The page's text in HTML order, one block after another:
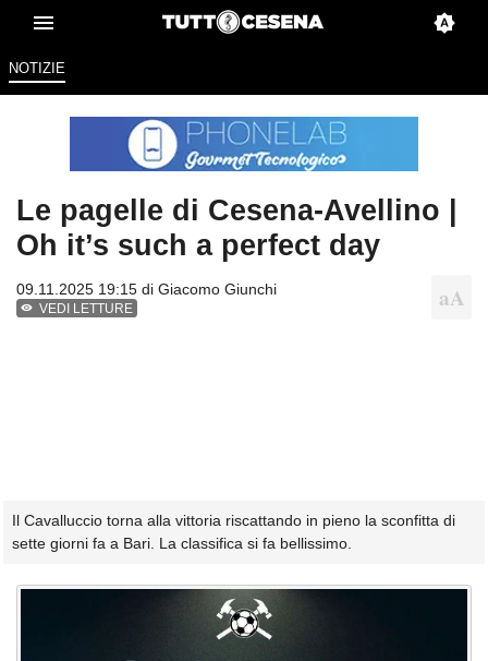
NOTIZIE
Le pagelle di Cesena-Avellino |
Oh it’s such a perfect day
09.11.2025 19:15 di Giacomo Giunchi
VEDI LETTURE
Il Cavalluccio torna alla vittoria riscattando in pieno la sconfitta di
sette giorni fa a Bari. La classifica si fa bellissimo.